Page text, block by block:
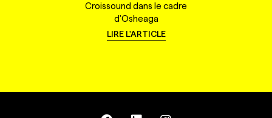
Croissound dans le cadre
d'Osheaga
LIRE L'ARTICLE